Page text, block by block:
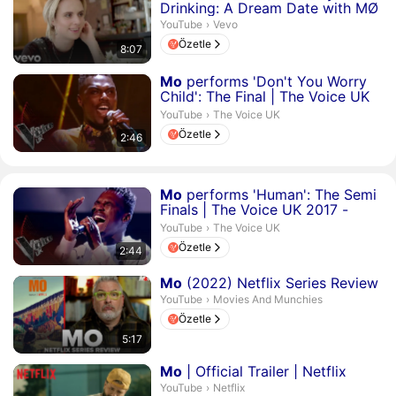
8:07
Drinking: A Dream Date with MØ
YouTube › Vevo.
Vevo
Özetle
2:46
Mo performs 'Don't You Worry
Child': The Final | The Voice UK
2017
Süre 2 dakika 46 saniye
YouTube › The Voice UK.
The Voice UK
Özetle
2:44
Mo performs 'Human': The Semi
Finals | The Voice UK 2017 -
YouTube
Süre 2 dakika 44 saniye
YouTube › The Voice UK.
The Voice UK
Özetle
5:17
Mo (2022) Netflix Series Review
Süre 5 dakika 17 saniye
YouTube › Movies And Munchies.
Movies And Munchies
Özetle
Mo | Official Trailer | Netflix
Süre 2 dakika 3 saniye
YouTube › Netflix.
Netflix